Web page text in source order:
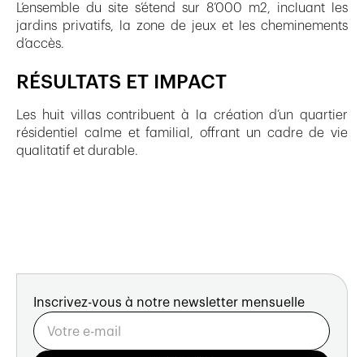
L’ensemble du site s’étend sur 8’000 m2, incluant les
jardins privatifs, la zone de jeux et les cheminements
d’accès.
RÉSULTATS ET IMPACT
Les huit villas contribuent à la création d’un quartier
résidentiel calme et familial, offrant un cadre de vie
qualitatif et durable.
Inscrivez-vous à notre newsletter mensuelle